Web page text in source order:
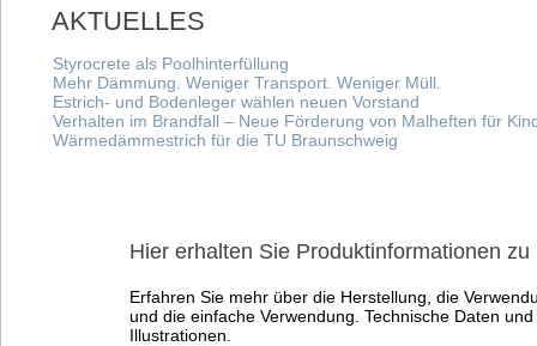
AKTUELLES
Styrocrete als Poolhinterfüllung
Mehr Dämmung. Weniger Transport. Weniger Müll.
Estrich- und Bodenleger wählen neuen Vorstand
Verhalten im Brandfall – Neue Förderung von Malheften für
Wärmedämmestrich für die TU Braunschweig
Hier erhalten Sie Produktinformationen
Erfahren Sie mehr über die Herstellung, die
und die einfache Verwendung. Technische Daten
Illustrationen.